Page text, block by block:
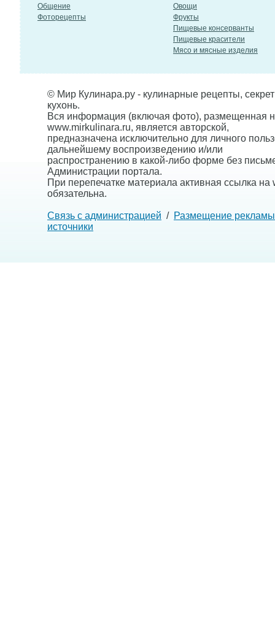
Общение
Фоторецепты
Овощи
Фрукты
Пищевые консерванты
Пищевые красители
Мясо и мясные изделия
© Мир Кулинара.ру - кулинарные рецепты,
кухонь.
Вся информация (включая фото), размещенная
www.mirkulinara.ru, является авторской,
предназначена исключительно для личного
дальнейшему воспроизведению и/или
распространению в какой-либо форме без
Администрации портала.
При перепечатке материала активная ссылка на
обязательна.
Связь с администрацией / Размещение рекламы
источники